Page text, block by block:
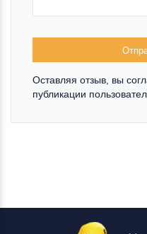
Оставляя отзыв, вы
публикации